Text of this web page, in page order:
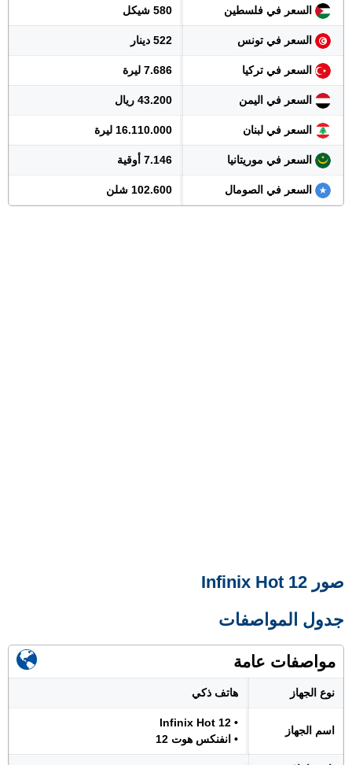
السعر في فلسطين 580 شيكل
السعر في تونس 522 دينار
السعر في تركيا 7.686 ليرة
السعر في اليمن 43.200 ريال
السعر في لبنان 16.110.000 ليرة
السعر في موريتانيا 7.146 أوقية
السعر في الصومال 102.600 شلن
صور Infinix Hot 12
جدول المواصفات
مواصفات عامة
نوع الجهاز هاتف ذكي
اسم الجهاز
• Infinix Hot 12
• انفنكس هوت 12